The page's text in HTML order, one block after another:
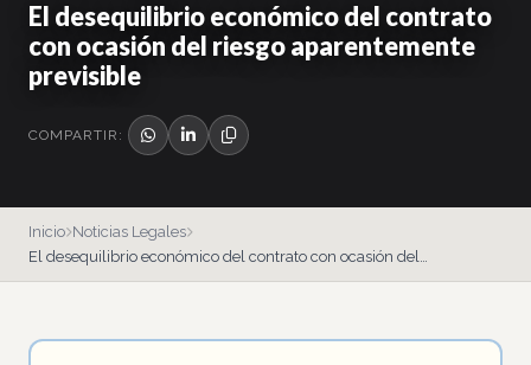
El desequilibrio económico del contrato
con ocasión del riesgo aparentemente
previsible
COMPARTIR:
Inicio Noticias Legales
El desequilibrio económico del contrato con ocasión del…